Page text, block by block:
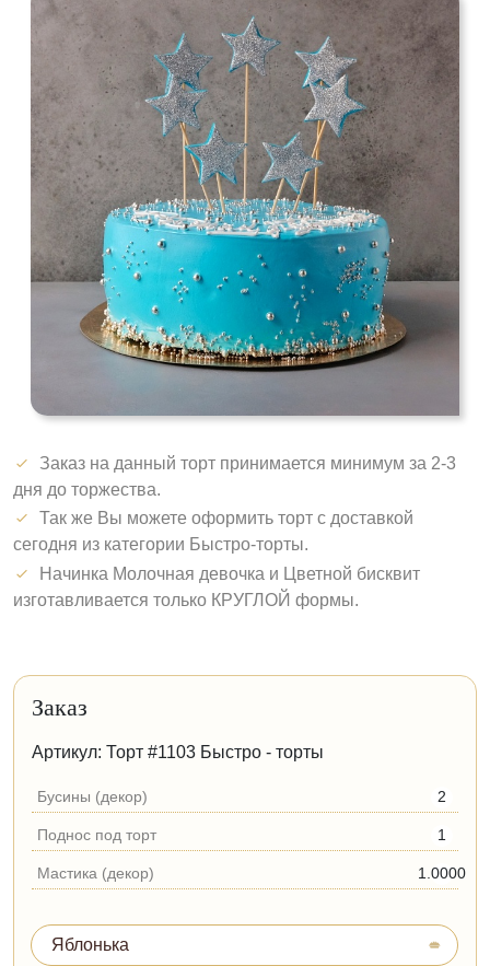
Заказ на данный торт принимается минимум за 2-3
дня до торжества.
Так же Вы можете оформить торт с доставкой
сегодня из категории Быстро-торты.
Начинка Молочная девочка и Цветной бисквит
изготавливается только КРУГЛОЙ формы.
Заказ
Артикул: Торт #1103 Быстро - торты
Бусины (декор) 2
Поднос под торт 1
Мастика (декор) 1.0000